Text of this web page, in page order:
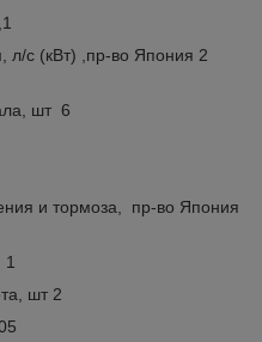
л/с (кВт) ,пр-во Япония 2
шт 6
и тормоза, пр-во Япония
1
шт 2